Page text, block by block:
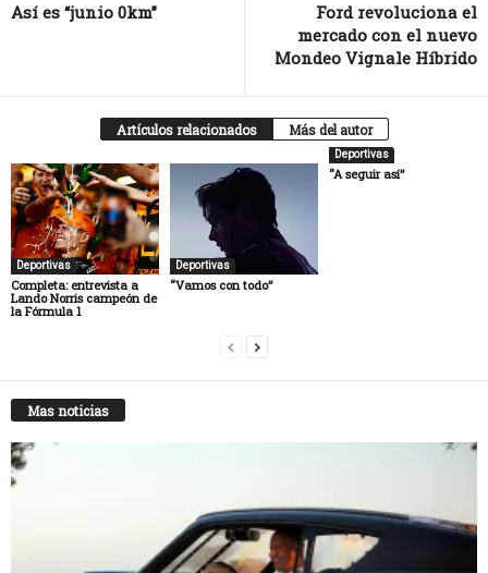
Así es “junio 0km”
Ford revoluciona el
mercado con el nuevo
Mondeo Vignale Híbrido
Artículos relacionados Más del autor
Deportivas
Completa: entrevista a
Lando Norris campeón de
la Fórmula 1
Deportivas
“Vamos con todo”
Deportivas
“A seguir así”
Mas noticias